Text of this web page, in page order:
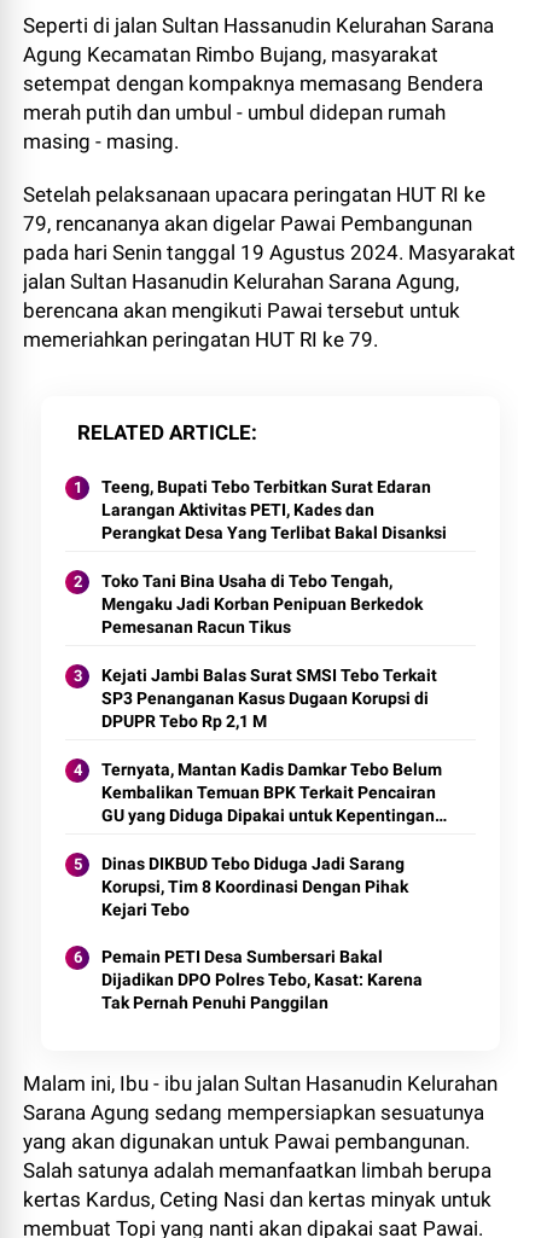
Seperti di jalan Sultan Hassanudin Kelurahan Sarana
Agung Kecamatan Rimbo Bujang, masyarakat
setempat dengan kompaknya memasang Bendera
merah putih dan umbul - umbul didepan rumah
masing - masing.
Setelah pelaksanaan upacara peringatan HUT RI ke
79, rencananya akan digelar Pawai Pembangunan
pada hari Senin tanggal 19 Agustus 2024. Masyarakat
jalan Sultan Hasanudin Kelurahan Sarana Agung,
berencana akan mengikuti Pawai tersebut untuk
memeriahkan peringatan HUT RI ke 79.
RELATED ARTICLE
Teeng, Bupati Tebo Terbitkan Surat Edaran
Larangan Aktivitas PETI, Kades dan
Perangkat Desa Yang Terlibat Bakal Disanksi
Toko Tani Bina Usaha di Tebo Tengah,
Mengaku Jadi Korban Penipuan Berkedok
Pemesanan Racun Tikus
Kejati Jambi Balas Surat SMSI Tebo Terkait
SP3 Penanganan Kasus Dugaan Korupsi di
DPUPR Tebo Rp 2,1 M
Ternyata, Mantan Kadis Damkar Tebo Belum
Kembalikan Temuan BPK Terkait Pencairan
GU yang Diduga Dipakai untuk Kepentingan
Dinas DIKBUD Tebo Diduga Jadi Sarang
Korupsi, Tim 8 Koordinasi Dengan Pihak
Kejari Tebo
Pemain PETI Desa Sumbersari Bakal
Dijadikan DPO Polres Tebo, Kasat: Karena
Tak Pernah Penuhi Panggilan
Malam ini, Ibu - ibu jalan Sultan Hasanudin Kelurahan
Sarana Agung sedang mempersiapkan sesuatunya
yang akan digunakan untuk Pawai pembangunan.
Salah satunya adalah memanfaatkan limbah berupa
kertas Kardus, Ceting Nasi dan kertas minyak untuk
membuat Topi yang nanti akan dipakai saat Pawai.